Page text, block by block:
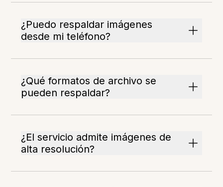
¿Puedo respaldar imágenes
desde mi teléfono?
¿Qué formatos de archivo se
pueden respaldar?
¿El servicio admite imágenes de
alta resolución?